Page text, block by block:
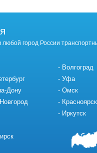
любой город России
Дону
Волгоград
Уфа
Омск
Красноярск
Иркутск